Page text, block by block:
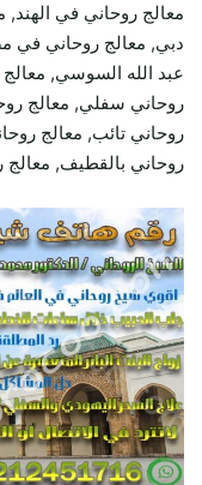
معالج روحاني في الهند,
دبي, معالج روحاني في
عبد الله السوسي,
روحاني سفلي, معالج
روحاني تائب, معالج
روحاني بالقطيف, معالج